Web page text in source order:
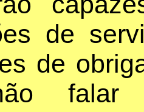
de
de
falar